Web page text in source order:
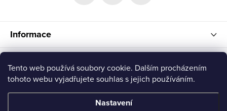
Tento web používá soubory cookie. Dalším procházením
tohoto webu vyjadřujete souhlas s jejich používáním.
Nastavení
Informace
Přijímáme online platby